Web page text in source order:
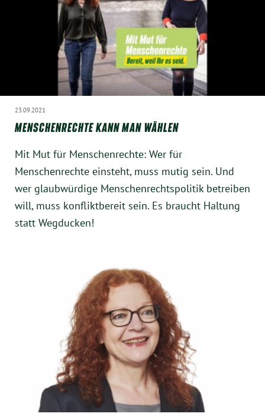
23.09.2021
MENSCHENRECHTE KANN MAN WÄHLEN
Mit Mut für Menschenrechte: Wer für
Menschenrechte einsteht, muss mutig sein. Und
wer glaubwürdige Menschenrechtspolitik betreiben
will, muss konfliktbereit sein. Es braucht Haltung
statt Wegducken!